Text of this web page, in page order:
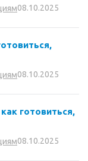
08.10.2025
08.10.2025
готовиться,
08.10.2025